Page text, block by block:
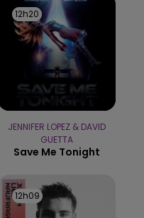
FM
12h20
12h20
JENNIFER LOPEZ & DAVID
GUETTA
Save Me Tonight
12h09
12h09